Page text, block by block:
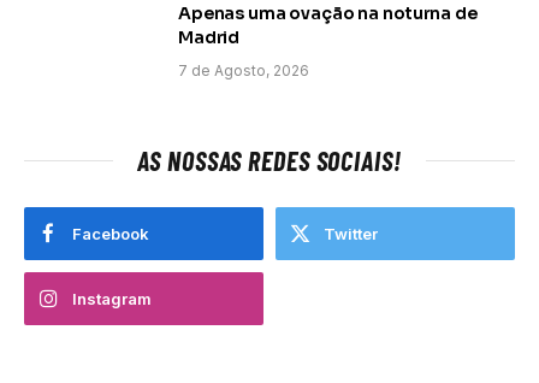
Apenas uma ovação na noturna de
Madrid
7 de Agosto, 2026
AS NOSSAS REDES SOCIAIS!
Facebook Twitter
Instagram